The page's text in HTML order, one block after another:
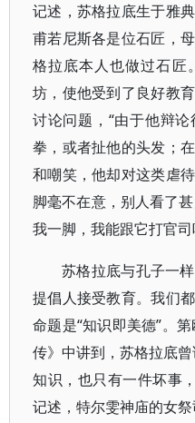
记述，苏格拉底生于雅
甫若尼斯各是位石匠，
格拉底本人也做过石匠
坊，使他受到了良好教
讨论问题，“由于他辩
拳，或者扯他的头发；
和嘲笑，他却对这类虐
脚毫不在意，别人看了
我一脚，我能跟它打官司
苏格拉底与孔子一
提倡人接受教育。我们
命题是“知识即美德”。
传》中讲到，苏格拉底
知识，也只有一件坏事
记述，特尔雯神庙的女